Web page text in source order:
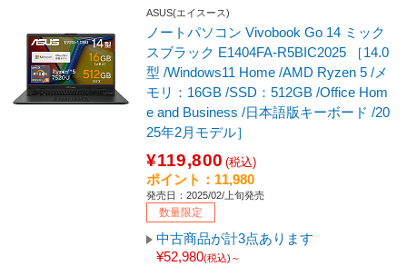
ASUS(エイスース)
ノートパソコン Vivobook Go 14 ミック
スブラック E1404FA-R5BIC2025 ［14.0
型 /Windows11 Home /AMD Ryzen 5 /メ
モリ：16GB /SSD：512GB /Office Hom
e and Business /日本語版キーボード /20
25年2月モデル］
¥119,800 (税込)
ポイント：11,980
発売日：2025/02/上旬発売
数量限定
中古商品が計3点あります
¥52,980(税込)～